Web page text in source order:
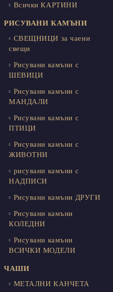
Всички КАРТИНИ
РИСУВАНИ КАМЪНИ
СВЕЩНИЦИ за чаени
свещи
Рисувани камъни с
ШЕВИЦИ
Рисувани камъни с
МАНДАЛИ
Рисувани камъни с
ПТИЦИ
Рисувани камъни с
ЖИВОТНИ
рисувани камъни с
НАДПИСИ
Рисувани камъни ДРУГИ
Рисувани камъни
КОЛЕДНИ
Рисувани камъни
ВСИЧКИ МОДЕЛИ
ЧАШИ
МЕТАЛНИ КАНЧЕТА